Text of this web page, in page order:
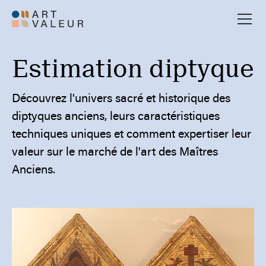
Estimation diptyque
Découvrez l'univers sacré et historique des
diptyques anciens, leurs caractéristiques
techniques uniques et comment expertiser leur
valeur sur le marché de l'art des Maîtres
Anciens.